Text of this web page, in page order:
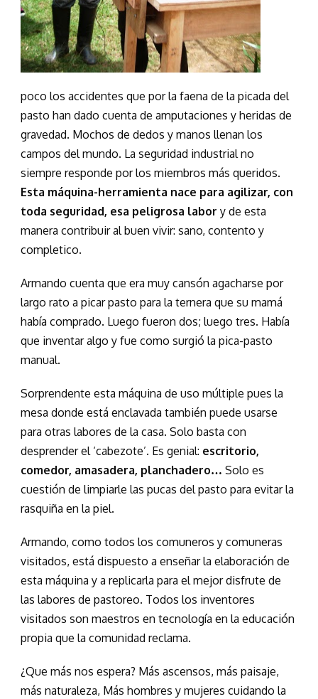
poco los accidentes que por la faena de la picada del
pasto han dado cuenta de amputaciones y heridas de
gravedad. Mochos de dedos y manos llenan los
campos del mundo. La seguridad industrial no
siempre responde por los miembros más queridos.
Esta máquina-herramienta nace para agilizar, con
toda seguridad, esa peligrosa labor y de esta
manera contribuir al buen vivir: sano, contento y
completico.
Armando cuenta que era muy cansón agacharse por
largo rato a picar pasto para la ternera que su mamá
había comprado. Luego fueron dos; luego tres. Había
que inventar algo y fue como surgió la pica-pasto
manual.
Sorprendente esta máquina de uso múltiple pues la
mesa donde está enclavada también puede usarse
para otras labores de la casa. Solo basta con
desprender el ‘cabezote’. Es genial: escritorio,
comedor, amasadera, planchadero… Solo es
cuestión de limpiarle las pucas del pasto para evitar la
rasquiña en la piel.
Armando, como todos los comuneros y comuneras
visitados, está dispuesto a enseñar la elaboración de
esta máquina y a replicarla para el mejor disfrute de
las labores de pastoreo. Todos los inventores
visitados son maestros en tecnología en la educación
propia que la comunidad reclama.
¿Que más nos espera? Más ascensos, más paisaje,
más naturaleza, Más hombres y mujeres cuidando la